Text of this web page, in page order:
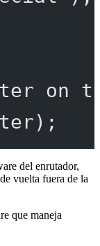
on
del enrutador,
vuelta fuera de la
que maneja